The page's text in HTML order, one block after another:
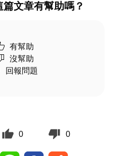
篇文章有幫助嗎？
有幫助
沒幫助
回報問題
0 0